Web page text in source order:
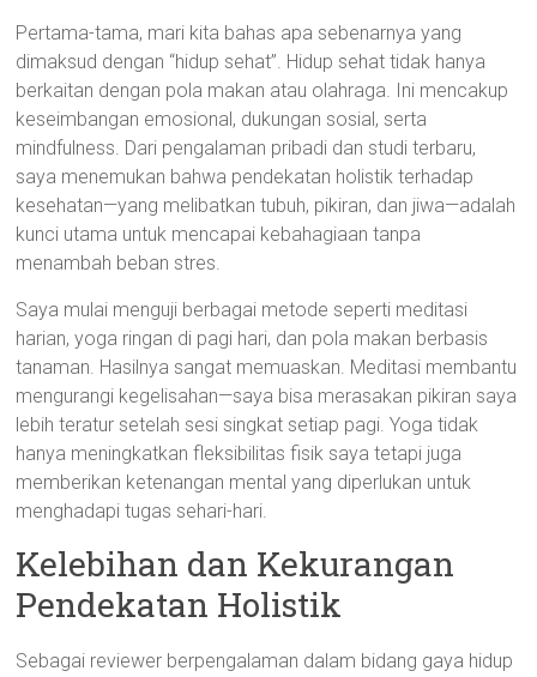
Pertama-tama, mari kita bahas apa sebenarnya yang
dimaksud dengan “hidup sehat”. Hidup sehat tidak hanya
berkaitan dengan pola makan atau olahraga. Ini mencakup
keseimbangan emosional, dukungan sosial, serta
mindfulness. Dari pengalaman pribadi dan studi terbaru,
saya menemukan bahwa pendekatan holistik terhadap
kesehatan—yang melibatkan tubuh, pikiran, dan jiwa—adalah
kunci utama untuk mencapai kebahagiaan tanpa
menambah beban stres.
Saya mulai menguji berbagai metode seperti meditasi
harian, yoga ringan di pagi hari, dan pola makan berbasis
tanaman. Hasilnya sangat memuaskan. Meditasi membantu
mengurangi kegelisahan—saya bisa merasakan pikiran saya
lebih teratur setelah sesi singkat setiap pagi. Yoga tidak
hanya meningkatkan fleksibilitas fisik saya tetapi juga
memberikan ketenangan mental yang diperlukan untuk
menghadapi tugas sehari-hari.
Kelebihan dan Kekurangan
Pendekatan Holistik
Sebagai reviewer berpengalaman dalam bidang gaya hidup